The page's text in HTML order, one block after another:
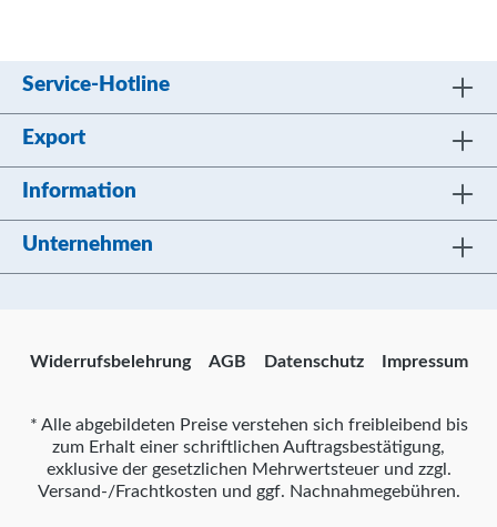
Service-Hotline
Export
Information
Unternehmen
Widerrufsbelehrung AGB Datenschutz Impressum
* Alle abgebildeten Preise verstehen sich freibleibend bis
zum Erhalt einer schriftlichen Auftragsbestätigung,
exklusive der gesetzlichen Mehrwertsteuer und zzgl.
Versand-/Frachtkosten und ggf. Nachnahmegebühren.